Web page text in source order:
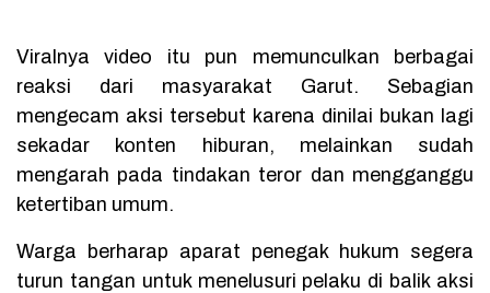
Viralnya video itu pun memunculkan berbagai
reaksi dari masyarakat Garut. Sebagian
mengecam aksi tersebut karena dinilai bukan lagi
sekadar konten hiburan, melainkan sudah
mengarah pada tindakan teror dan mengganggu
ketertiban umum.
Warga berharap aparat penegak hukum segera
turun tangan untuk menelusuri pelaku di balik aksi